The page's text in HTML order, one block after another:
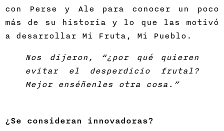
con Perse y Ale para conocer un poco
más de su historia y lo que las motivó
a desarrollar Mi Fruta, Mi Pueblo.
Nos dijeron, “¿por qué quieren
evitar el desperdicio frutal?
Mejor enséñenles otra cosa.”
¿Se consideran innovadoras?